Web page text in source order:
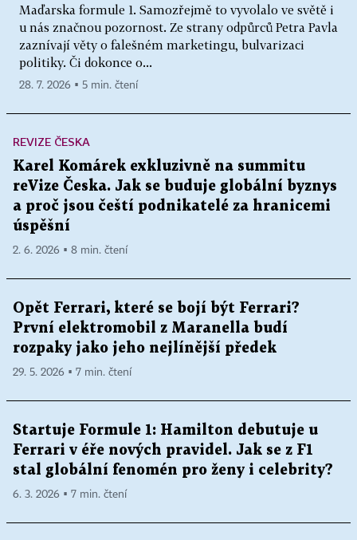
Maďarska formule 1. Samozřejmě to vyvolalo ve světě i
u nás značnou pozornost. Ze strany odpůrců Petra Pavla
zaznívají věty o falešném marketingu, bulvarizaci
politiky. Či dokonce o...
28. 7. 2026 ▪ 5 min. čtení
REVIZE ČESKA
Karel Komárek exkluzivně na summitu
reVize Česka. Jak se buduje globální byznys
a proč jsou čeští podnikatelé za hranicemi
úspěšní
2. 6. 2026 ▪ 8 min. čtení
Opět Ferrari, které se bojí být Ferrari?
První elektromobil z Maranella budí
rozpaky jako jeho nejlínější předek
29. 5. 2026 ▪ 7 min. čtení
Startuje Formule 1: Hamilton debutuje u
Ferrari v éře nových pravidel. Jak se z F1
stal globální fenomén pro ženy i celebrity?
6. 3. 2026 ▪ 7 min. čtení